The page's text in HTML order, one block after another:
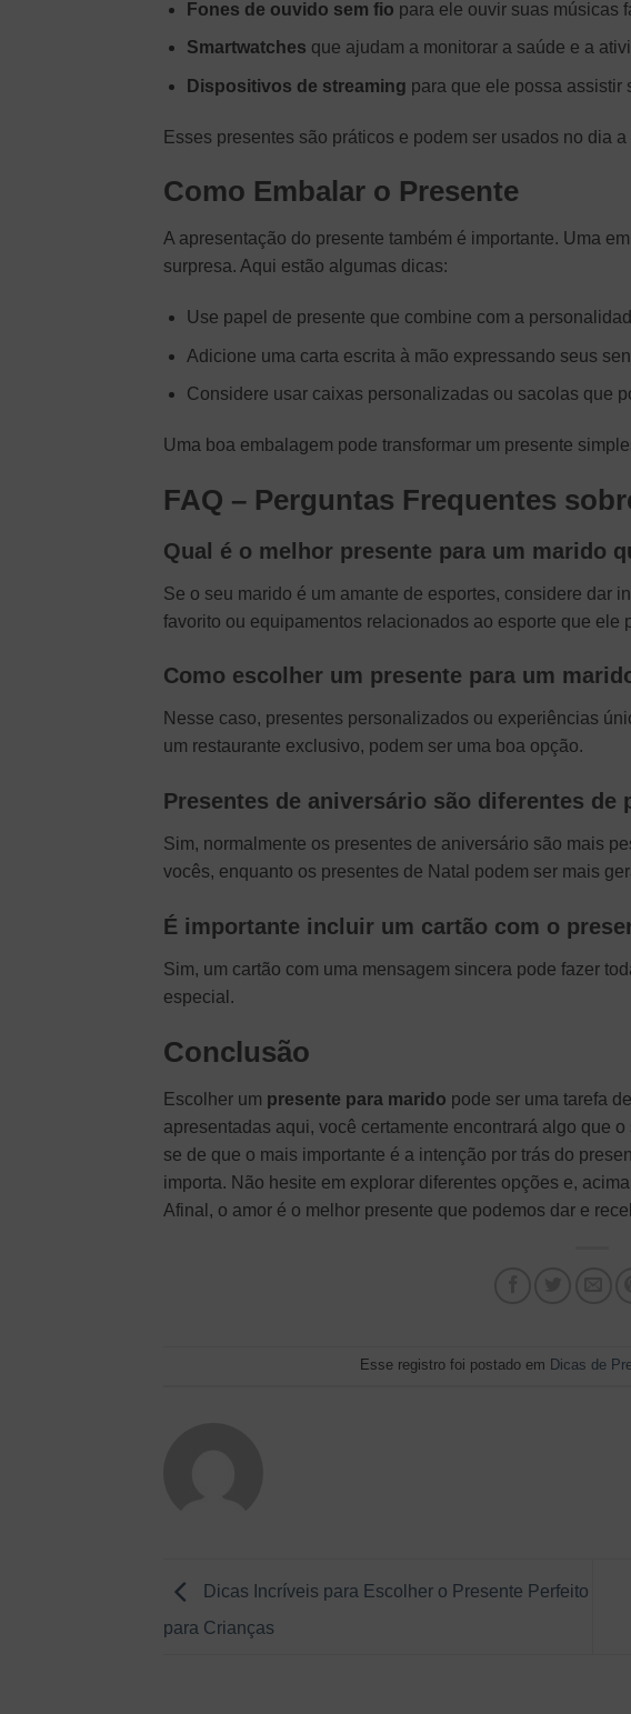
Fones de ouvido sem fio para ele ouvir suas músicas
Smartwatches que ajudam a monitorar a saúde e a
Dispositivos de streaming para que ele possa assistir
Esses presentes são práticos e podem ser usados no dia
Como Embalar o Presente
A apresentação do presente também é importante. Uma
surpresa. Aqui estão algumas dicas:
Use papel de presente que combine com a
Adicione uma carta escrita à mão expressando seus
Considere usar caixas personalizadas ou sacolas que
Uma boa embalagem pode transformar um presente
FAQ – Perguntas Frequentes
Qual é o melhor presente para um marido
Se o seu marido é um amante de esportes, considere dar
favorito ou equipamentos relacionados ao esporte que ele
Como escolher um presente para um
Nesse caso, presentes personalizados ou experiências
um restaurante exclusivo, podem ser uma boa opção.
Presentes de aniversário são diferentes de
Sim, normalmente os presentes de aniversário são mais
vocês, enquanto os presentes de Natal podem ser mais
É importante incluir um cartão com o
Sim, um cartão com uma mensagem sincera pode fazer
especial.
Conclusão
Escolher um presente para marido pode ser uma tarefa
apresentadas aqui, você certamente encontrará algo que
se de que o mais importante é a intenção por trás do
importa. Não hesite em explorar diferentes opções e,
Afinal, o amor é o melhor presente que podemos dar e
Esse registro foi postado em Dicas de
Dicas Incríveis para Escolher o Presente Perfeito
para Crianças